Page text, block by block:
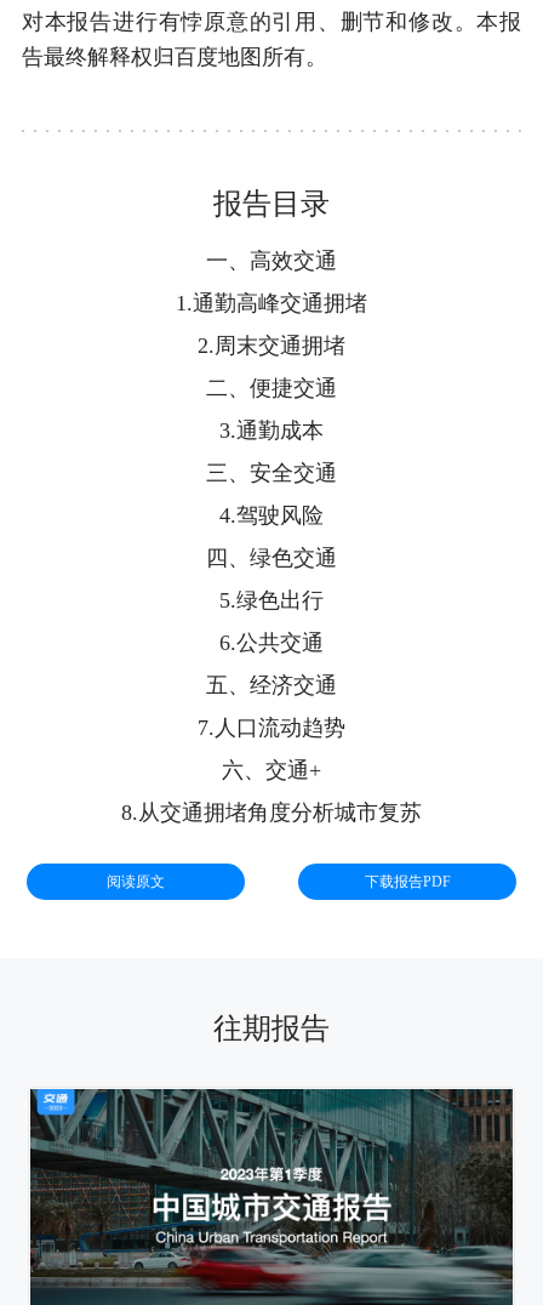
对本报告进行有悖原意的引用、删节和修改。本报
告最终解释权归百度地图所有。
报告目录
一、高效交通
1.通勤高峰交通拥堵
2.周末交通拥堵
二、便捷交通
3.通勤成本
三、安全交通
4.驾驶风险
四、绿色交通
5.绿色出行
6.公共交通
五、经济交通
7.人口流动趋势
六、交通+
8.从交通拥堵角度分析城市复苏
阅读原文 下载报告PDF
往期报告